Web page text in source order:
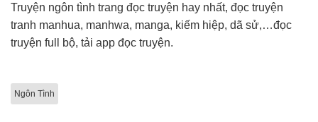
Truyện ngôn tình trang đọc truyện hay nhất, đọc truyện
tranh manhua, manhwa, manga, kiếm hiệp, dã sử,…đọc
truyện full bộ, tải app đọc truyện.
Ngôn Tình